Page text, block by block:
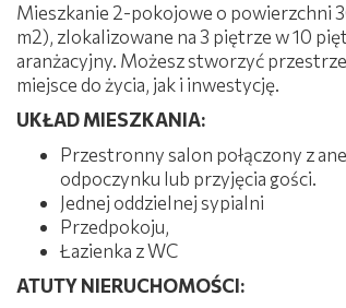
Mieszkanie 2-pokojowe o powierzchni
m2), zlokalizowane na 3 piętrze w 10
aranżacyjny. Możesz stworzyć
miejsce do życia, jak i inwestycję.
UKŁAD MIESZKANIA:
Przestronny salon połączony z
odpoczynku lub przyjęcia gości.
Jednej oddzielnej sypialni
Przedpokoju,
Łazienka z WC
ATUTY NIERUCHOMOŚCI: